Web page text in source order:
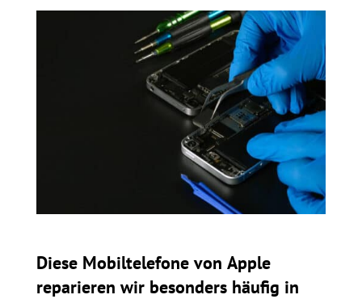
Diese Mobiltelefone von Apple
reparieren wir besonders häufig in